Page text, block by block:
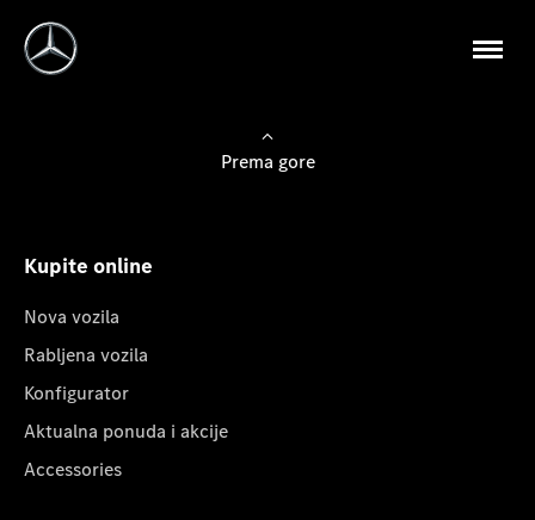
Prema gore
Kupite online
Nova vozila
Rabljena vozila
Konfigurator
Aktualna ponuda i akcije
Accessories